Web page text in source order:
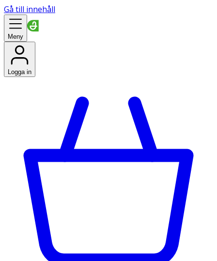
Gå till innehåll
Meny
Logga in